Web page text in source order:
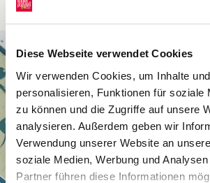
Diese Webseite verwendet Cookies
Wir verwenden Cookies, um Inhalte
personalisieren, Funktionen für soziale
zu können und die Zugriffe auf unsere
analysieren. Außerdem geben wir
Verwendung unserer Website an
soziale Medien, Werbung und
Partner führen diese Informationen